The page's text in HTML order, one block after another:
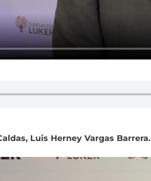
Luis Herney Vargas Barrera.